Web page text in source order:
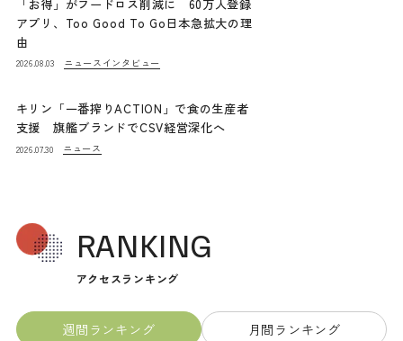
「お得」がフードロス削減に 60万人登録
アプリ、Too Good To Go日本急拡大の理
由
2026.08.03 ニュース インタビュー
キリン「一番搾りACTION」で食の生産者
支援 旗艦ブランドでCSV経営深化へ
2026.07.30 ニュース
RANKING
アクセスランキング
週間ランキング 月間ランキング